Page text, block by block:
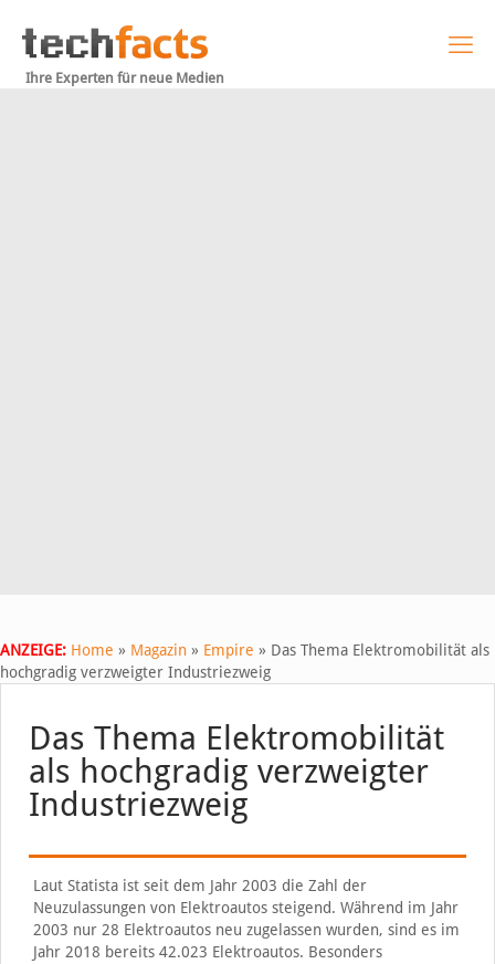
Ihre Experten für neue Medien
ANZEIGE: Home » Magazin » Empire » Das Thema Elektromobilität als
hochgradig verzweigter Industriezweig
Das Thema Elektromobilität
als hochgradig verzweigter
Industriezweig
Laut Statista ist seit dem Jahr 2003 die Zahl der
Neuzulassungen von Elektroautos steigend. Während im Jahr
2003 nur 28 Elektroautos neu zugelassen wurden, sind es im
Jahr 2018 bereits 42.023 Elektroautos. Besonders